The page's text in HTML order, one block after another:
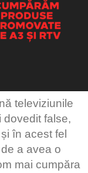
televiziunile
dovedit false,
în acest fel
a avea o
mai cumpăra